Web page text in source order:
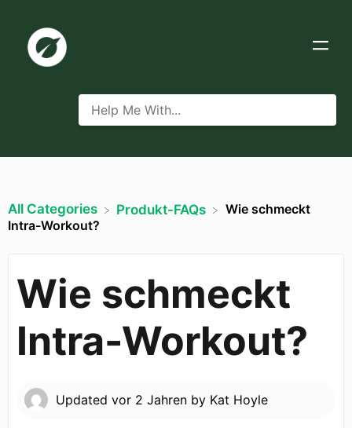
All Categories ​Produkt-FAQs
Wie schmeckt
Intra-Workout?
Wie schmeckt
Intra-Workout?
Updated vor 2 Jahren by Kat Hoyle